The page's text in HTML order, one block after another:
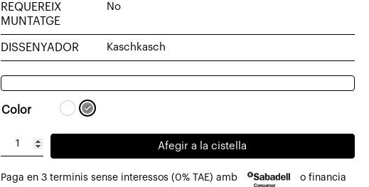
REQUEREIX
MUNTATGE
No
DISSENYADOR Kaschkasch
Color
quantitat
Llum
Afegir a la cistella
Paga en 3 terminis sense interessos (0% TAE) amb o financia